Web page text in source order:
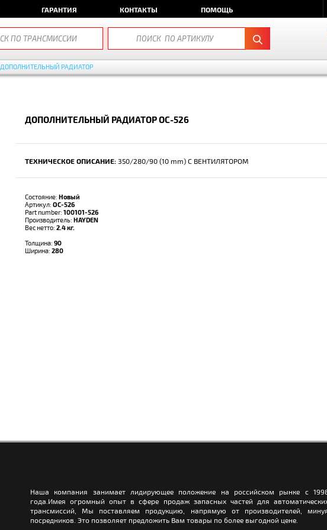
ГАРАНТИЯ КОНТАКТЫ ПОМОЩЬ
ДОПОЛНИТЕЛЬНЫЙ РАДИАТОР
ДОПОЛНИТЕЛЬНЫЙ РАДИАТОР OC-526
ТЕХНИЧЕСКОЕ ОПИСАНИЕ: 350/280/90 (10 mm) С ВЕНТИЛЯТОРОМ
Состояние: Новый
Артикул: OC-526
Part number: 100101-526
Производитель: HAYDEN
Вес нетто: 2.4 кг.
Толщина: 90
Ширина: 280
Наша компания занимает лидирующее положение на российском рынке с
года.Имея огромный опыт в сфере продаж запасных частей для
трансмиссий, Мы поставляем продукцию, напрямую от производителей,
посредников. Это позволяет предложить Вам товары по более выгодной цене.